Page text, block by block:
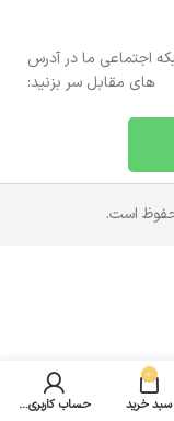
اجتماعی ما در آدرس
های مقابل سر بزنید:
است.
0
سبد خرید حساب کاربری من